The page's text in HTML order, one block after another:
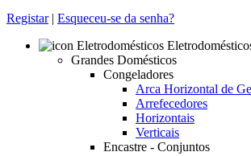
Registar| Esqueceu-se da senha?
Grandes Domésticos
Congeladores
Arca Horizontal de
Arrefecedores
Horizontais
Verticais
Encastre - Conjuntos